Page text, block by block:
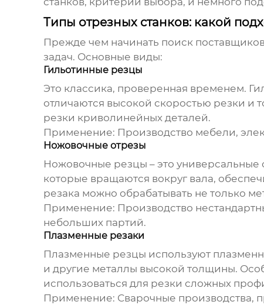
Типы отрезных станков: какой
Прежде чем начинать поиск
задач. Основные виды:
Гильотинные резцы
Это классика, проверенная временем.
отличаются высокой скоростью резки и
резки криволинейных деталей.
Применение: Производство мебели,
Ножовочные отрезы
Ножовочные резцы – это
которые вращаются вокруг вала,
резака можно обрабатывать не только
Применение: Производство
небольших партий.
Плазменные резаки
Плазменные резцы используют
и другие металлы высокой толщины.
использоваться для резки сложных
Применение: Сварочные производства,